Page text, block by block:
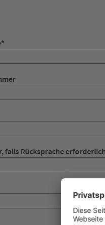
*
falls Rücksprache